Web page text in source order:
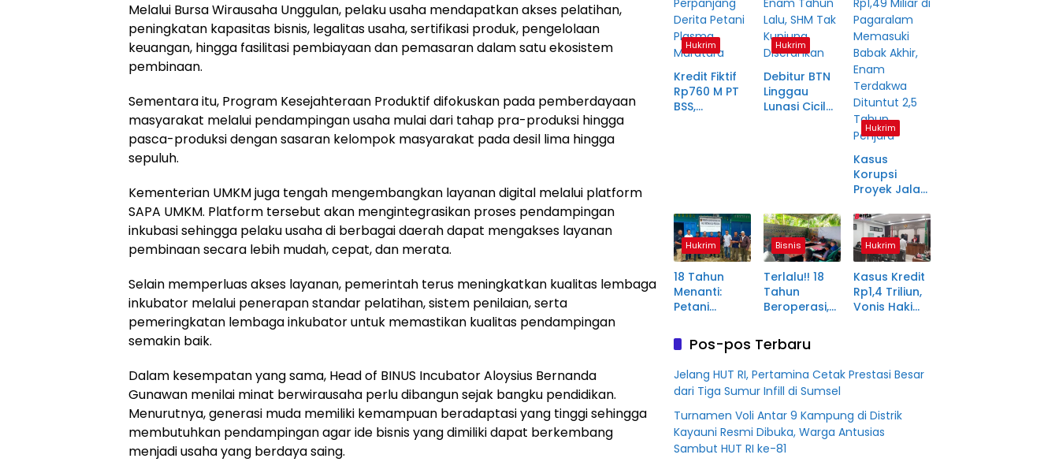
Melalui Bursa Wirausaha Unggulan, pelaku usaha mendapatkan akses pelatihan,
peningkatan kapasitas bisnis, legalitas usaha, sertifikasi produk, pengelolaan
keuangan, hingga fasilitasi pembiayaan dan pemasaran dalam satu ekosistem
pembinaan.
Sementara itu, Program Kesejahteraan Produktif difokuskan pada pemberdayaan
masyarakat melalui pendampingan usaha mulai dari tahap pra-produksi hingga
pasca-produksi dengan sasaran kelompok masyarakat pada desil lima hingga
sepuluh.
Kementerian UMKM juga tengah mengembangkan layanan digital melalui platform
SAPA UMKM. Platform tersebut akan mengintegrasikan proses pendampingan
inkubasi sehingga pelaku usaha di berbagai daerah dapat mengakses layanan
pembinaan secara lebih mudah, cepat, dan merata.
Selain memperluas akses layanan, pemerintah terus meningkatkan kualitas lembaga
inkubator melalui penerapan standar pelatihan, sistem penilaian, serta
pemeringkatan lembaga inkubator untuk memastikan kualitas pendampingan
semakin baik.
Dalam kesempatan yang sama, Head of BINUS Incubator Aloysius Bernanda
Gunawan menilai minat berwirausaha perlu dibangun sejak bangku pendidikan.
Menurutnya, generasi muda memiliki kemampuan beradaptasi yang tinggi sehingga
membutuhkan pendampingan agar ide bisnis yang dimiliki dapat berkembang
menjadi usaha yang berdaya saing.
Hukrim
Kredit Fiktif
Rp760 M PT
BSS,
Hukrim
Debitur BTN
Linggau
Lunasi Cicilan
Hukrim
Kasus
Korupsi
Proyek Jalan
di
Pagaralam
Memasuki
Babak Akhir,
Enam
Terdakwa
Dituntut 2,5
Hukrim
18 Tahun
Menanti:
Petani
Aringin Jadi
Korban
Kredit Fiktif
Rp760 M PT
BSS
Bisnis
Terlalu!! 18
Tahun
Beroperasi,
Diduga
Fiktifkan
Lahan Petani
Plasma Desa
Aringin
Hukrim
Kasus Kredit
Rp1,4 Triliun,
Vonis Hakim
Pos-pos Terbaru
Jelang HUT RI, Pertamina Cetak Prestasi Besar
dari Tiga Sumur Infill di Sumsel
Turnamen Voli Antar 9 Kampung di Distrik
Kayauni Resmi Dibuka, Warga Antusias
Sambut HUT RI ke-81